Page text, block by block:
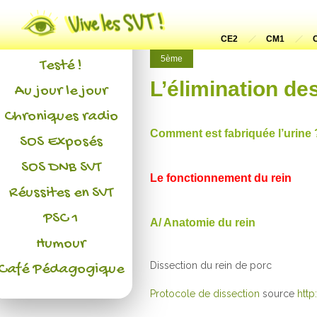
CE2 CM1
5ème
L’élimination
Comment est fabriquée l’urine
Le fonctionnement du rein
A/ Anatomie du rein
Dissection du rein de porc
Protocole de dissection source
Actualités
L'association
Testé !
Au jour le jour
Chroniques radio
SOS Exposés
SOS DNB SVT
Réussites en SVT
PSC 1
Humour
Pédagogique